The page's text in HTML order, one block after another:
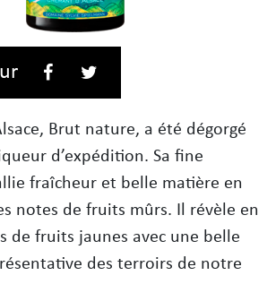
Facebook
Brut nature, a été dégorgé
d’expédition. Sa fine
fraîcheur et belle matière en
notes de fruits mûrs. Il révèle en
de fruits jaunes avec une belle
des terroirs de notre